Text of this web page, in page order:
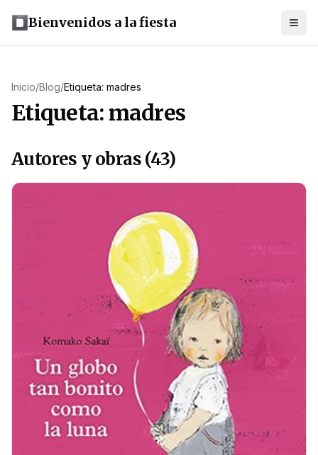
Bienvenidos a la fiesta
Inicio/Blog/Etiqueta: madres
Etiqueta: madres
Autores y obras (43)